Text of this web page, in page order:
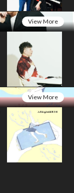
View More
View More